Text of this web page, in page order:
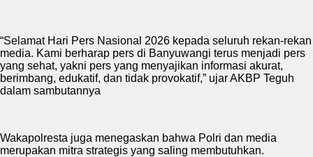
“Selamat Hari Pers Nasional 2026 kepada seluruh rekan-rekan
media. Kami berharap pers di Banyuwangi terus menjadi pers
yang sehat, yakni pers yang menyajikan informasi akurat,
berimbang, edukatif, dan tidak provokatif,” ujar AKBP Teguh
dalam sambutannya
Wakapolresta juga menegaskan bahwa Polri dan media
merupakan mitra strategis yang saling membutuhkan.